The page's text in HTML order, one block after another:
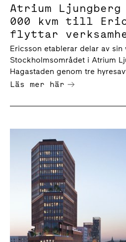
Atrium
000 kvm till
flyttar
huvudkontoret,
Hagastaden
Ericsson etablerar delar av sin
Stockholmsområdet i Atrium
Hagastaden genom tre
Läs mer här